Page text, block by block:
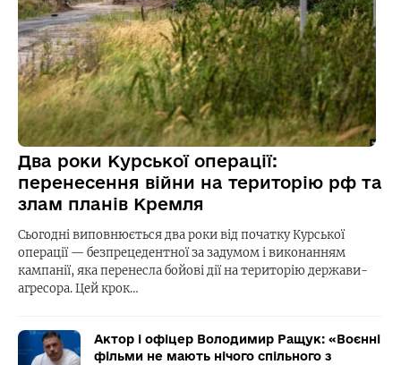
Два роки Курської операції:
перенесення війни на територію рф та
злам планів Кремля
Сьогодні виповнюється два роки від початку Курської
операції — безпрецедентної за задумом і виконанням
кампанії, яка перенесла бойові дії на територію держави-
агресора. Цей крок…
Актор і офіцер Володимир Ращук: «Воєнні
фільми не мають нічого спільного з